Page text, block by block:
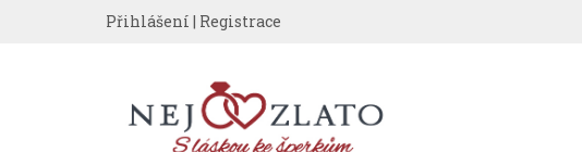
Přihlášení | Registrace